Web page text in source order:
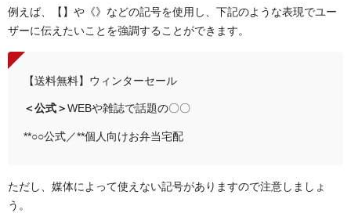
例えば、【】や《》などの記号を使用し、下記のような表現でユー
ザーに伝えたいことを強調することができます。
【送料無料】ウィンターセール
＜公式＞WEBや雑誌で話題の〇〇
**○○公式／**個人向けお弁当宅配
ただし、媒体によって使えない記号がありますので注意しましょ
う。